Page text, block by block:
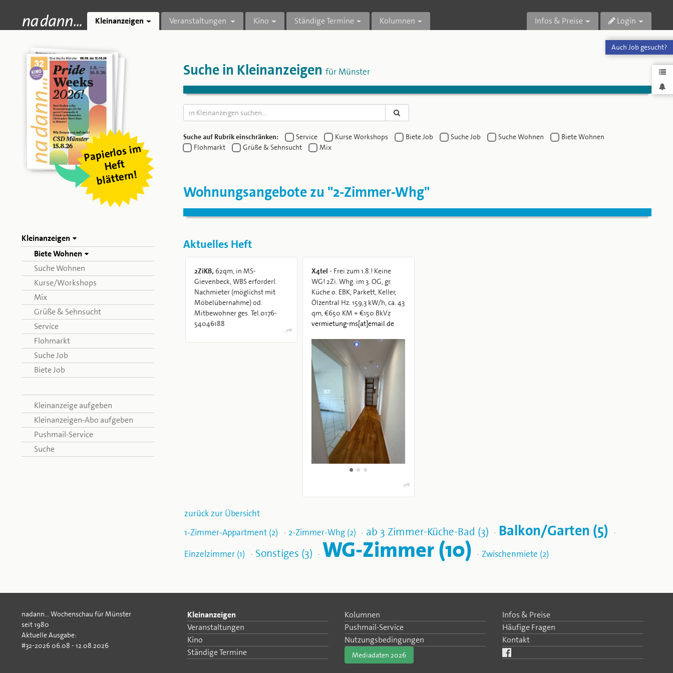
Auch Job gesucht?
Kleinanzeigen Veranstaltungen Kino Ständige Termine Kolumnen Infos & Preise Login
Pa
pierl
os i
m
Heft
blätter
n!
Kleinanzeigen
Biete Wohnen
Suche Wohnen
Kurse/Workshops
Mix
Grüße & Sehnsucht
Service
Flohmarkt
Suche Job
Biete Job
Kleinanzeige aufgeben
Kleinanzeigen-Abo aufgeben
Pushmail-Service
Suche
Suche in Kleinanzeigen für Münster
Suche auf Rubrik einschränken: Service Kurse Workshops Biete Job Suche Job Suche Wohnen
Biete Wohnen
Flohmarkt
Grüße & Sehnsucht Mix
Wohnungsangebote zu "2-Zimmer-Whg"
Aktuelles Heft
2ZiKB, 62qm, in MS-
Gievenbeck, WBS erforderl.
Nachmieter (möglichst mit
Möbelübernahme) od.
Mitbewohner ges. Tel.0176-
54046188
X4tel - Frei zum 1.8.! Keine
WG! 2Zi. Whg. im 3. OG, gr.
Küche o. EBK, Parkett, Keller,
Ölzentral Hz. 159,3 kW/h, ca. 43
qm, €650 KM + €150 BkVz
vermietung-ms[at]email.de
zurück zur Übersicht
1-Zimmer-Appartment (2)
· 2-Zimmer-Whg (2) · ab 3 Zimmer-Küche-Bad (3) · Balkon/Garten (5) ·
Einzelzimmer (1) · Sonstiges (3) · WG-Zimmer (10) · Zwischenmiete (2)
Kleinanzeigen
Veranstaltungen
Kino
Ständige Termine
Kolumnen
Pushmail-Service
Nutzungsbedingungen
Mediadaten 2026
Infos & Preise
Häufige Fragen
Kontakt
nadann... Wochenschau für Münster
seit 1980
Aktuelle Ausgabe:
#32-2026 06.08 - 12.08.2026